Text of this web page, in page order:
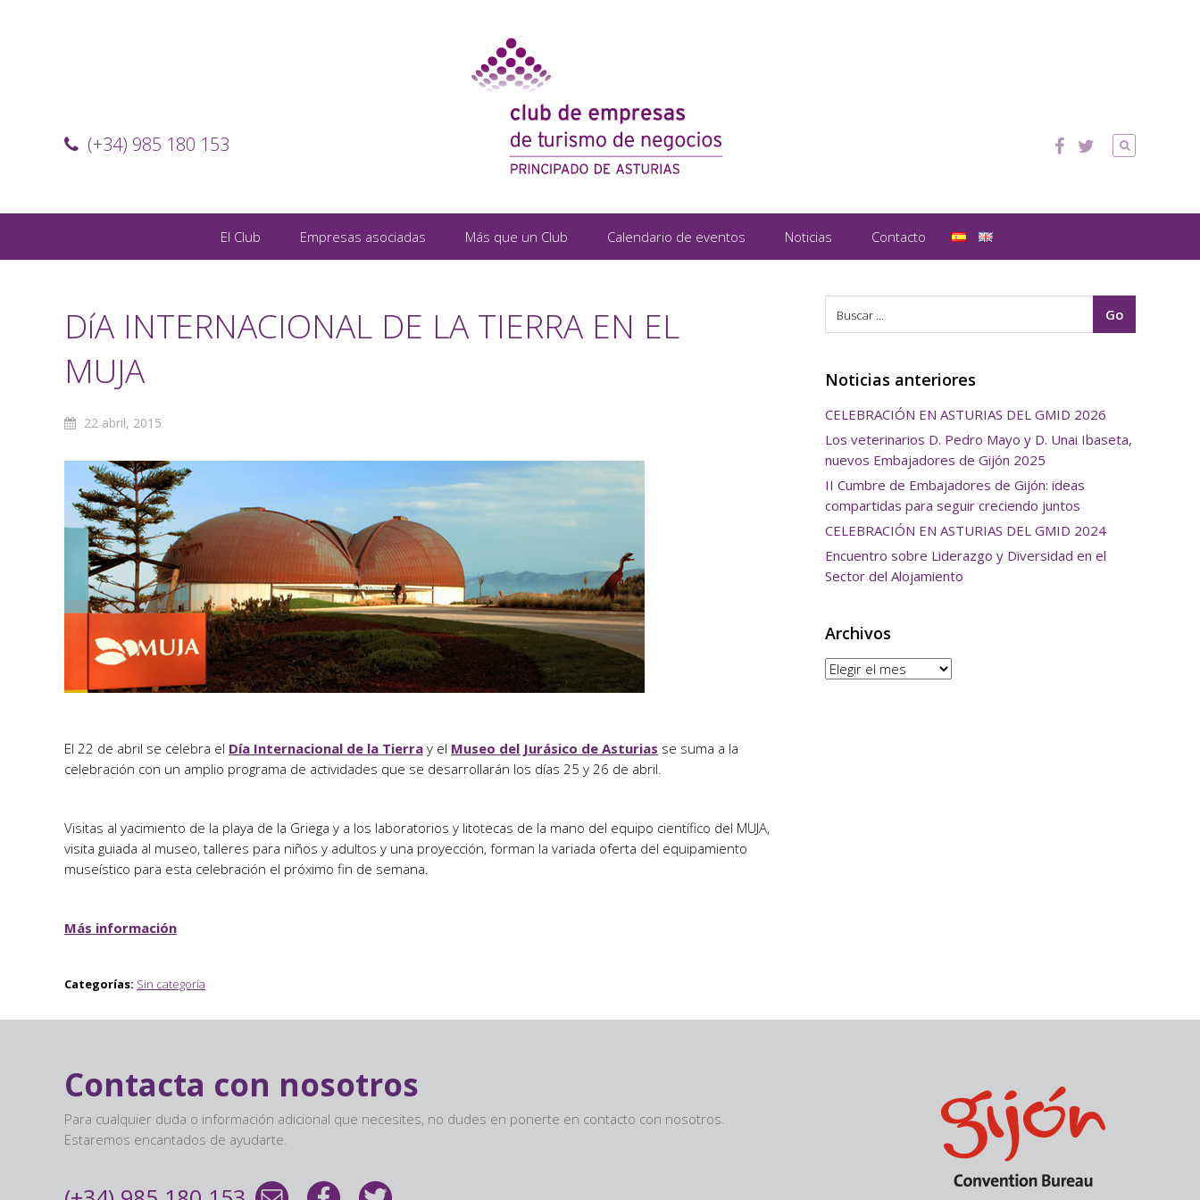
(+34) 985 180 153
El Club Empresas asociadas Más que un Club Calendario de eventos Noticias Contacto
DíA INTERNACIONAL DE LA TIERRA EN EL
MUJA
22 abril, 2015
El 22 de abril se celebra el Día Internacional de la Tierra y el Museo del Jurásico de Asturias se suma a la
celebración con un amplio programa de actividades que se desarrollarán los días 25 y 26 de abril.
Visitas al yacimiento de la playa de la Griega y a los laboratorios y litotecas de la mano del equipo científico del MUJA,
visita guiada al museo, talleres para niños y adultos y una proyección, forman la variada oferta del equipamiento
museístico para esta celebración el próximo fin de semana.
Más información
Categorías: Sin categoría
Noticias anteriores
CELEBRACIÓN EN ASTURIAS DEL GMID 2026
Los veterinarios D. Pedro Mayo y D. Unai Ibaseta,
nuevos Embajadores de Gijón 2025
II Cumbre de Embajadores de Gijón: ideas
compartidas para seguir creciendo juntos
CELEBRACIÓN EN ASTURIAS DEL GMID 2024
Encuentro sobre Liderazgo y Diversidad en el
Sector del Alojamiento
Archivos
Archivos
Contacta con nosotros
Para cualquier duda o información adicional que necesites, no dudes en ponerte en contacto con nosotros.
Estaremos encantados de ayudarte.